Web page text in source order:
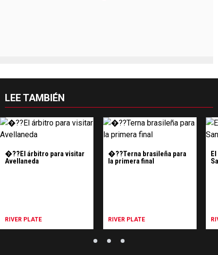
LEE TAMBIÉN
�??El árbitro para visitar
Avellaneda
RIVER PLATE
�??Terna brasileña para
la primera final
RIVER PLATE